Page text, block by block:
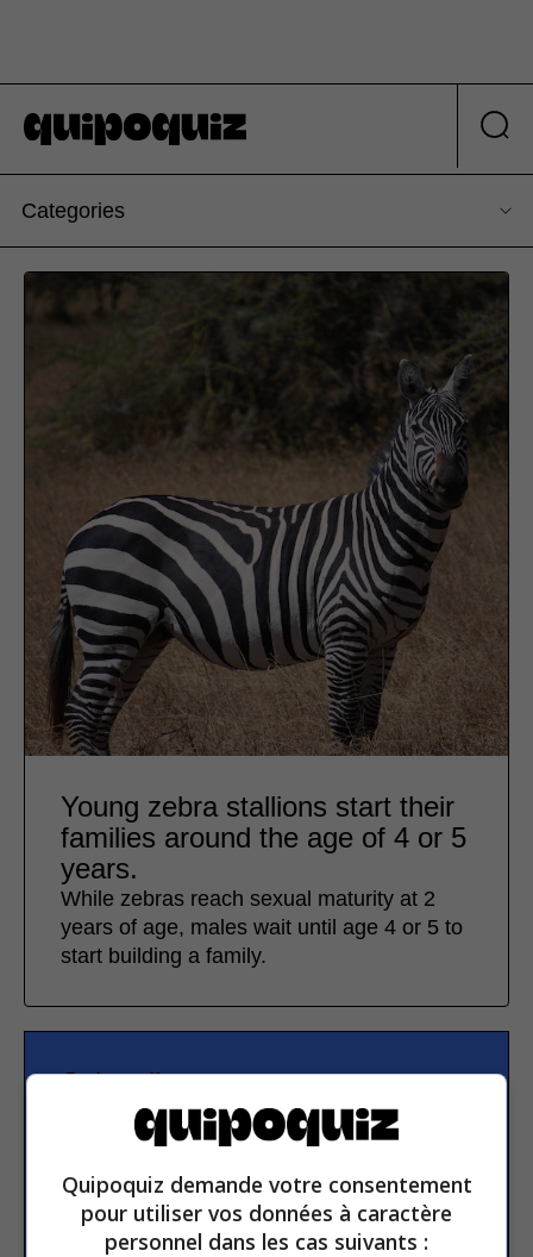
Categories
Young zebra stallions start their
families around the age of 4 or 5
years.
While zebras reach sexual maturity at 2
years of age, males wait until age 4 or 5 to
start building a family.
Subscribe to our
newsletter
Email address
Quipoquiz demande votre consentement
pour utiliser vos données à caractère
personnel dans les cas suivants :